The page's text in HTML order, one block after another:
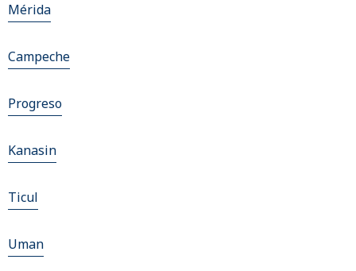
Mérida
Campeche
Progreso
Kanasin
Ticul
Uman